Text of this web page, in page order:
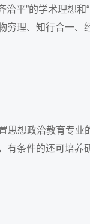
平”的学术理想
理、知行合一
想政治教育专
条件的还可培